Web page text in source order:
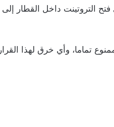
التروتينت داخل القطار إلى
تماما، وأي خرق لهذا القرار